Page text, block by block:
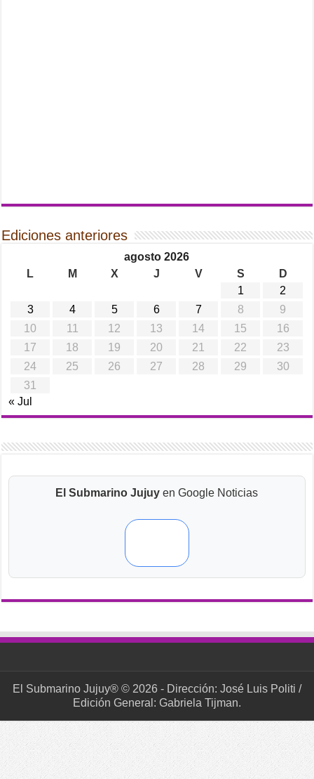
Ediciones anteriores
agosto 2026
L
M X J V S
D
1
2
3
4 5 6 7 8
9
10
11 12 13 14 15
16
17
18 19 20 21 22
23
24
25 26 27 28 29
30
31
« Jul
El Submarino Jujuy en Google Noticias
El Submarino Jujuy® © 2026 - Dirección: José Luis Politi /
Edición General: Gabriela Tijman.